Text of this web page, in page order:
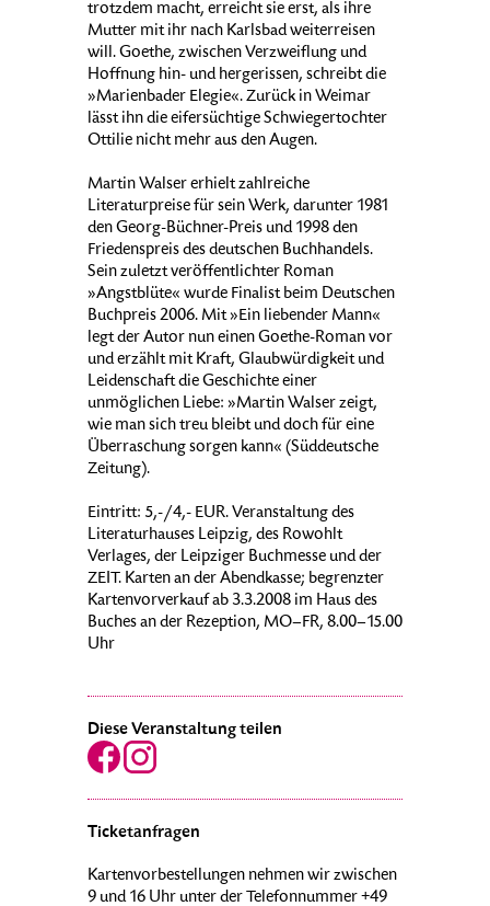
trotzdem macht, erreicht sie erst, als ihre
Mutter mit ihr nach Karlsbad weiterreisen
will. Goethe, zwischen Verzweiflung und
Hoffnung hin- und hergerissen, schreibt die
»Marienbader Elegie«. Zurück in Weimar
lässt ihn die eifersüchtige Schwiegertochter
Ottilie nicht mehr aus den Augen.
Martin Walser erhielt zahlreiche
Literaturpreise für sein Werk, darunter 1981
den Georg-Büchner-Preis und 1998 den
Friedenspreis des deutschen Buchhandels.
Sein zuletzt veröffentlichter Roman
»Angstblüte« wurde Finalist beim Deutschen
Buchpreis 2006. Mit »Ein liebender Mann«
legt der Autor nun einen Goethe-Roman vor
und erzählt mit Kraft, Glaubwürdigkeit und
Leidenschaft die Geschichte einer
unmöglichen Liebe: »Martin Walser zeigt,
wie man sich treu bleibt und doch für eine
Überraschung sorgen kann« (Süddeutsche
Zeitung).
Eintritt: 5,-/4,- EUR. Veranstaltung des
Literaturhauses Leipzig, des Rowohlt
Verlages, der Leipziger Buchmesse und der
ZEIT. Karten an der Abendkasse; begrenzter
Kartenvorverkauf ab 3.3.2008 im Haus des
Buches an der Rezeption, MO–FR, 8.00–15.00
Uhr
Diese Veranstaltung teilen
Ticketanfragen
Kartenvorbestellungen nehmen wir zwischen
9 und 16 Uhr unter der Telefonnummer +49